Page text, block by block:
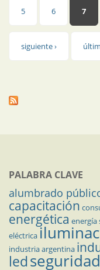
5 6 7
siguiente ›
PALABRA CLAVE
alumbrado
capacitación
energética energía
eléctrica
industria argentina
led